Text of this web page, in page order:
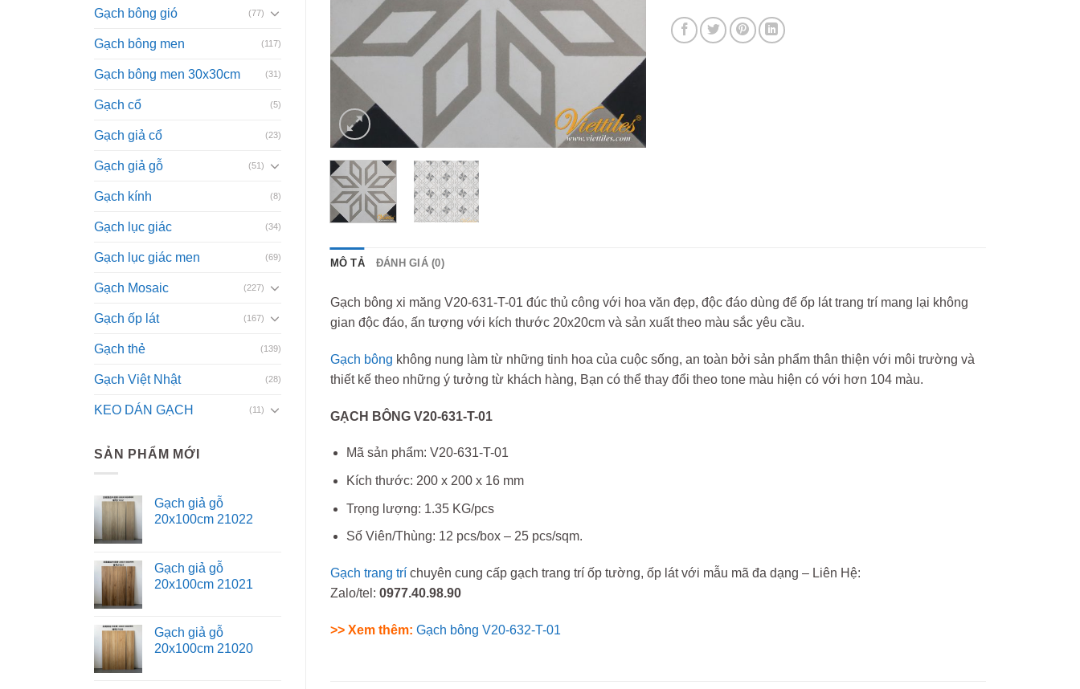
Gạch bông gió (77)
Gạch bông men (117)
Gạch bông men 30x30cm (31)
Gạch cổ (5)
Gạch giả cổ (23)
Gạch giả gỗ (51)
Gạch kính (8)
Gạch lục giác (34)
Gạch lục giác men (69)
Gạch Mosaic (227)
Gạch ốp lát (167)
Gạch thẻ (139)
Gạch Việt Nhật (28)
KEO DÁN GẠCH (11)
SẢN PHẨM MỚI
Gạch giả gỗ
20x100cm 21022
Gạch giả gỗ
20x100cm 21021
Gạch giả gỗ
20x100cm 21020
MÔ TẢ ĐÁNH GIÁ (0)
Gạch bông xi măng V20-631-T-01 đúc thủ công với hoa văn đẹp, độc đáo dùng để ốp lát trang trí mang lại không
gian độc đáo, ấn tượng với kích thước 20x20cm và sản xuất theo màu sắc yêu cầu.
Gạch bông không nung làm từ những tinh hoa của cuộc sống, an toàn bởi sản phẩm thân thiện với môi trường và
thiết kế theo những ý tưởng từ khách hàng, Bạn có thể thay đổi theo tone màu hiện có với hơn 104 màu.
GẠCH BÔNG V20-631-T-01
Mã sản phẩm: V20-631-T-01
Kích thước: 200 x 200 x 16 mm
Trọng lượng: 1.35 KG/pcs
Số Viên/Thùng: 12 pcs/box – 25 pcs/sqm.
Gạch trang tríchuyên cung cấp gạch trang trí ốp tường, ốp lát với mẫu mã đa dạng – Liên Hệ:
Zalo/tel: 0977.40.98.90
>> Xem thêm: Gạch bông V20-632-T-01